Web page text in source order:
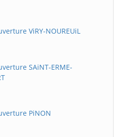
ViRY-NOUREUiL
SAiNT-ERME-
PiNON